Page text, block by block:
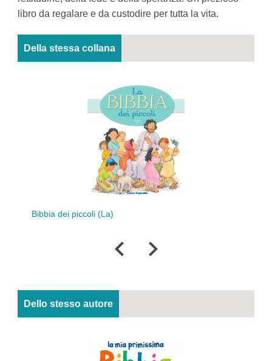
libro da regalare e da custodire per tutta la vita.
Della stessa collana
Bibbia dei piccoli (La)
Dello stesso autore